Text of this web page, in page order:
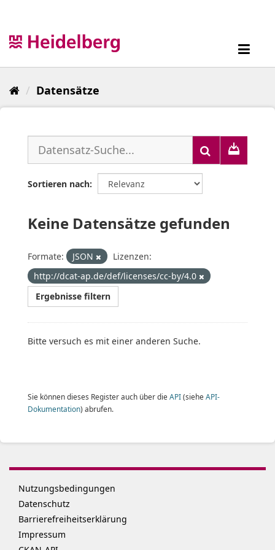
Datensätze
Sortieren nach
Keine Datensätze gefunden
Formate: JSON
Lizenzen:
http://dcat-ap.de/def/licenses/cc-by/4.0
Ergebnisse filtern
Bitte versuch es mit einer anderen Suche.
Sie können dieses Register auch über die API(siehe API-
Dokumentation) abrufen.
Nutzungsbedingungen
Datenschutz
Barrierefreiheitserklärung
Impressum